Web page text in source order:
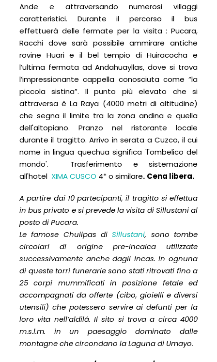
Ande e attraversando numerosi villaggi
caratteristici. Durante il percorso il bus
effettuerà delle fermate per la visita : Pucara,
Racchi dove sarà possibile ammirare antiche
rovine Huari e il bel tempio di Huiracocha e
l’ultima fermata ad Andahuayllas, dove si trova
l’impressionante cappella conosciuta come “la
piccola sistina”. Il punto più elevato che si
attraversa è La Raya (4000 metri di altitudine)
che segna il limite tra la zona andina e quella
dell'altopiano. Pranzo nel ristorante locale
durante il tragitto. Arrivo in serata a Cuzco, il cui
nome in lingua quechua significa 'l'ombelico del
mondo'. Trasferimento e sistemazione
all'hotel XIMA CUSCO 4* o similare. Cena libera.
A partire dai 10 partecipanti, il tragitto si effettua
in bus privato e si prevede la visita di Sillustani al
posto di Pucara.
Le famose Chullpas diSillustani, sono tombe
circolari di origine pre-incaica utilizzate
successivamente anche dagli Incas. In ognuna
di queste torri funerarie sono stati ritrovati fino a
25 corpi mummificati in posizione fetale ed
accompagnati da offerte (cibo, gioielli e diversi
utensili) che potessero servire ai defunti per la
loro vita nell’aldilá. Il sito si trova a circa 4000
m.s.l.m. in un paesaggio dominato dalle
montagne che circondano la Laguna di Umayo.